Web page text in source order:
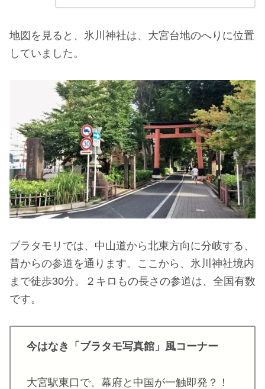
地図を見ると、氷川神社は、大宮台地のへりに位置
していました。
ブラタモリでは、中山道から北東方向に分岐する、
昔からの参道を通ります。ここから、氷川神社境内
まで徒歩30分。２キロもの長さの参道は、全国有数
です。
今はなき「ブラタモ写真館」風コーナー
大宮駅東口で、幕府と中国が一触即発？！